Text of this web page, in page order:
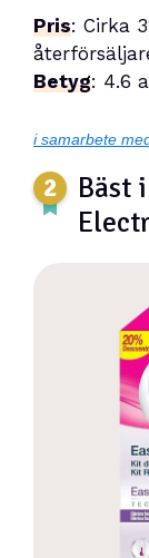
Pris: Cirka
Betyg: 4.6
i samarbete
Bäst